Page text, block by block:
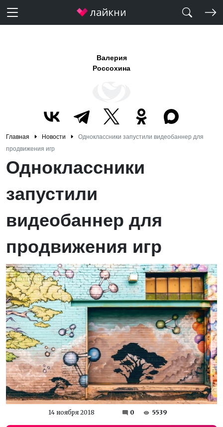
Валерия
Россохина
Главная Новости
Одноклассники запустили видеобаннер для
продвижения игр
Одноклассники
запустили
видеобаннер для
продвижения игр
14 ноября 2018 0 5539